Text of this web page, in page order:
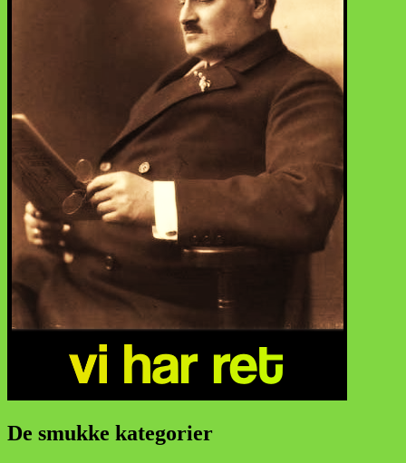
De smukke kategorier